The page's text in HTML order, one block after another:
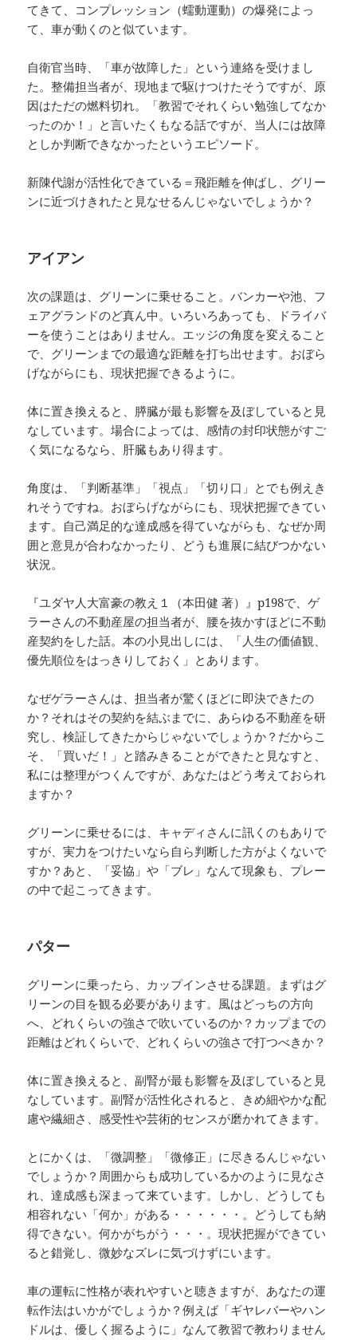
てきて、コンプレッション（蠕動運動）の爆発によっ
て、車が動くのと似ています。
自衛官当時、「車が故障した」という連絡を受けまし
た。整備担当者が、現地まで駆けつけたそうですが、原
因はただの燃料切れ。「教習でそれくらい勉強してなか
ったのか！」と言いたくもなる話ですが、当人には故障
としか判断できなかったというエピソード。
新陳代謝が活性化できている＝飛距離を伸ばし、グリー
ンに近づけきれたと見なせるんじゃないでしょうか？
アイアン
次の課題は、グリーンに乗せること。バンカーや池、フ
ェアグランドのど真ん中。いろいろあっても、ドライバ
ーを使うことはありません。エッジの角度を変えること
で、グリーンまでの最適な距離を打ち出せます。おぼら
げながらにも、現状把握できるように。
体に置き換えると、膵臓が最も影響を及ぼしていると見
なしています。場合によっては、感情の封印状態がすご
く気になるなら、肝臓もあり得ます。
角度は、「判断基準」「視点」「切り口」とでも例えき
れそうですね。おぼらげながらにも、現状把握できてい
ます。自己満足的な達成感を得ていながらも、なぜか周
囲と意見が合わなかったり、どうも進展に結びつかない
状況。
『ユダヤ人大富豪の教え１（本田健 著）』p198で、ゲ
ラーさんの不動産屋の担当者が、腰を抜かすほどに不動
産契約をした話。本の小見出しには、「人生の価値観、
優先順位をはっきりしておく」とあります。
なぜゲラーさんは、担当者が驚くほどに即決できたの
か？それはその契約を結ぶまでに、あらゆる不動産を研
究し、検証してきたからじゃないでしょうか？だからこ
そ、「買いだ！」と踏みきることができたと見なすと、
私には整理がつくんですが、あなたはどう考えておられ
ますか？
グリーンに乗せるには、キャディさんに訊くのもありで
すが、実力をつけたいなら自ら判断した方がよくないで
すか？あと、「妥協」や「ブレ」なんて現象も、プレー
の中で起こってきます。
パター
グリーンに乗ったら、カップインさせる課題。まずはグ
リーンの目を観る必要があります。風はどっちの方向
へ、どれくらいの強さで吹いているのか？カップまでの
距離はどれくらいで、どれくらいの強さで打つべきか？
体に置き換えると、副腎が最も影響を及ぼしていると見
なしています。副腎が活性化されると、きめ細やかな配
慮や繊細さ、感受性や芸術的センスが磨かれてきます。
とにかくは、「微調整」「微修正」に尽きるんじゃない
でしょうか？周囲からも成功しているかのように見なさ
れ、達成感も深まって来ています。しかし、どうしても
相容れない「何か」がある・・・・・・。どうしても納
得できない。何かがちがう・・・。現状把握ができてい
ると錯覚し、微妙なズレに気づけずにいます。
車の運転に性格が表れやすいと聴きますが、あなたの運
転作法はいかがでしょうか？例えば「ギヤレバーやハン
ドルは、優しく握るように」なんて教習で教わりません